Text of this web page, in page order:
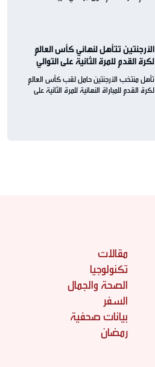
الأرجنتين تتأهل لنهائي كأس العالم
لكرة القدم للمرة الثانية على التوالي
تأهل منتخب الأرجنتين حامل لقب كأس العالم
لكرة القدم للمباراة النهائية للمرة الثانية على
مقالات
تكنولوجيا
الصحة والجمال
السفر
بيانات صحفية
رمضان